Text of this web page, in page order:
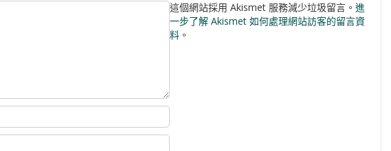
這個網站採用 Akismet 服務減少垃圾留言。 進
一步了解 Akismet 如何處理網站訪客的留言資
料 。